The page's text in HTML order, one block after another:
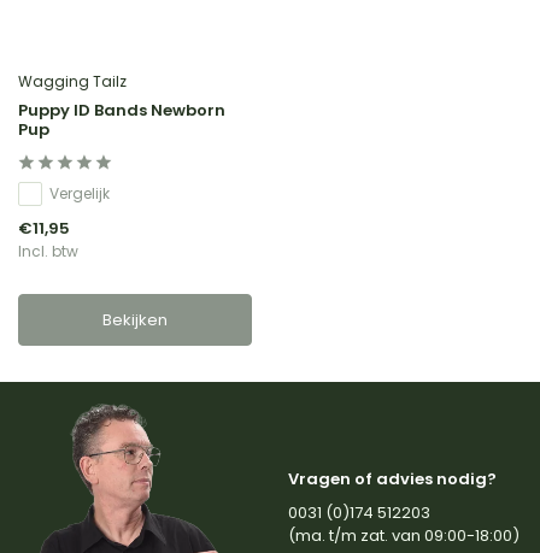
Wagging Tailz
Puppy ID Bands Newborn
Pup
Vergelijk
€11,95
Incl. btw
Bekijken
Vragen of advies nodig?
0031 (0)174 512203
(ma. t/m zat. van 09:00-18:00)